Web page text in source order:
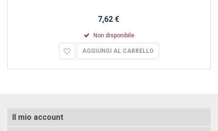
7,62 €
Non disponibile
AGGIUNGI AL CARRELLO
Il mio account